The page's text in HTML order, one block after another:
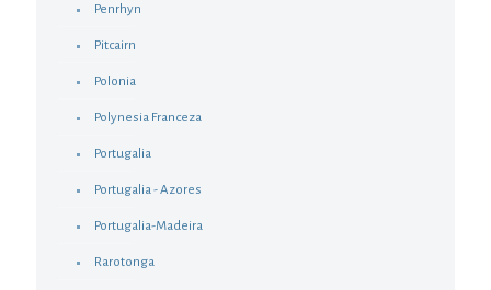
Penrhyn
Pitcairn
Polonia
Polynesia Franceza
Portugalia
Portugalia - Azores
Portugalia-Madeira
Rarotonga